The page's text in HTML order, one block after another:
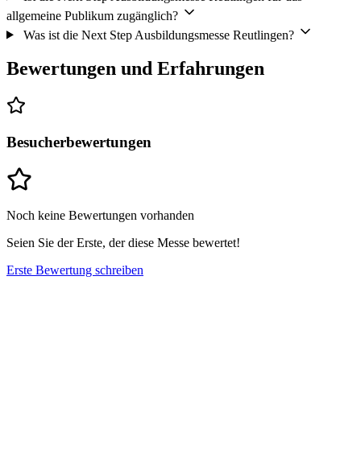
allgemeine Publikum zugänglich?
Was ist die Next Step Ausbildungsmesse Reutlingen?
Bewertungen und Erfahrungen
Besucherbewertungen
Noch keine Bewertungen vorhanden
Seien Sie der Erste, der diese Messe bewertet!
Erste Bewertung schreiben